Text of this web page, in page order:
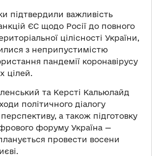
підтвердили важливість
ЄС щодо Росії до повного
цілісності України,
з неприпустимістю
пандемії коронавірусу
цілей.
та Керсті Кальюлайд
політичного діалогу
а також підготовку
форуму Україна —
провести восени